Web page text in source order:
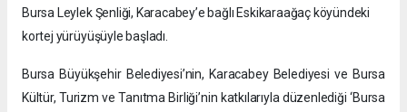
Bursa Leylek Şenliği, Karacabey’e bağlı Eskikaraağaç köyündeki
kortej yürüyüşüyle başladı.
Bursa Büyükşehir Belediyesi’nin, Karacabey Belediyesi ve Bursa
Kültür, Turizm ve Tanıtma Birliği’nin katkılarıyla düzenlediği ‘Bursa